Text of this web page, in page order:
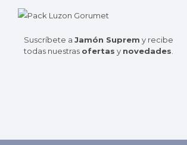
Suscríbete a Jamón Suprem y recibe
todas nuestras ofertas y novedades